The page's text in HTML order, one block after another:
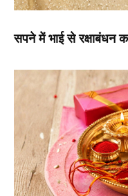
सपने में भाई से रक्षाबंधन